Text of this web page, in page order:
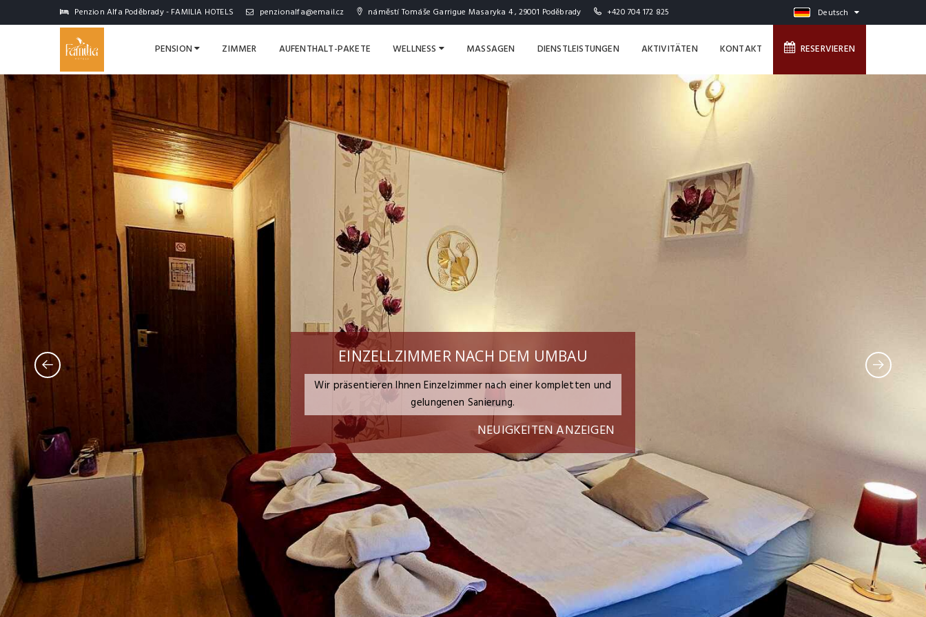
Penzion Alfa Poděbrady - FAMILIA HOTELS penzionalfa@email.cz náměstí Tomáše Garrigue Masaryka 4 , 29001 Poděbrady +420 704 172 825 Deutsch
PENSION ZIMMER AUFENTHALT-PAKETE WELLNESS MASSAGEN DIENSTLEISTUNGEN AKTIVITÄTEN KONTAKT RESERVIEREN
EINZELLZIMMER NACH DEM UMBAU
Wir präsentieren Ihnen Einzelzimmer nach einer kompletten und
gelungenen Sanierung.
NEUIGKEITEN ANZEIGEN